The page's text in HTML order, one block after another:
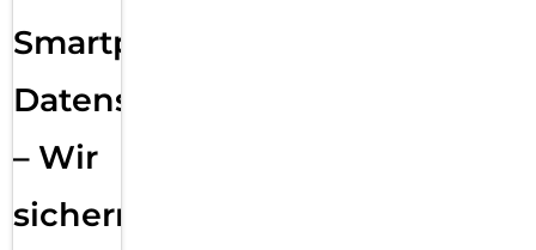
Smartphone
Datensicherung
– Wir
sichern